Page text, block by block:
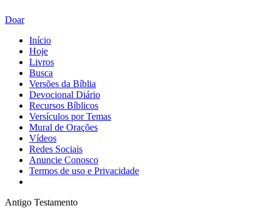
Doar
Início
Hoje
Livros
Busca
Versões da Bíblia
Devocional Diário
Recursos Bíblicos
Versículos por Temas
Mural de Orações
Vídeos
Redes Sociais
Anuncie Conosco
Termos de uso e Privacidade
Antigo Testamento